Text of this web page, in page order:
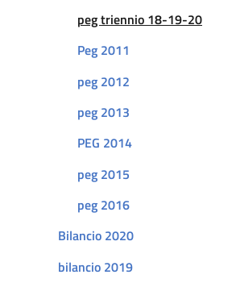
peg triennio 18-19-20
Peg 2011
peg 2012
peg 2013
PEG 2014
peg 2015
peg 2016
Bilancio 2020
bilancio 2019